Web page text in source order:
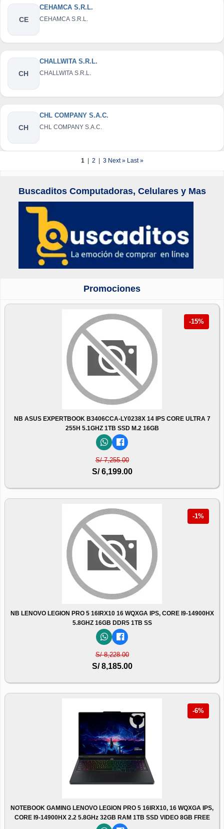
CE
CEHAMCA S.R.L.
CEHAMCA S.R.L.
CH
CHALLWITA S.R.L.
CHALLWITA S.R.L.
CH
CHL COMPANY S.A.C.
CHL COMPANY S.A.C.
1 | 2 | 3Next »Last »
Buscaditos Computadoras, Celulares y Mas
Promociones
-15%
NB ASUS EXPERTBOOK B3406CCA-LY0238X 14 IPS CORE ULTRA 7
255H 5.1GHZ 1TB SSD M.2 16GB
S/ 7,255.00
S/ 6,199.00
-1%
NB LENOVO LEGION PRO 5 16IRX10 16 WQXGA IPS, CORE I9-14900HX
5.8GHZ 16GB DDR5 1TB SS
S/ 8,228.00
S/ 8,185.00
-6%
NOTEBOOK GAMING LENOVO LEGION PRO 5 16IRX10, 16 WQXGA IPS,
CORE I9-14900HX 2.2 5.8GHz 32GB RAM 1TB SSD VIDEO 8GB FREE